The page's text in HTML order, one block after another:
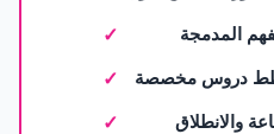
المدمجة
دروس مخصصة
والانطلاق